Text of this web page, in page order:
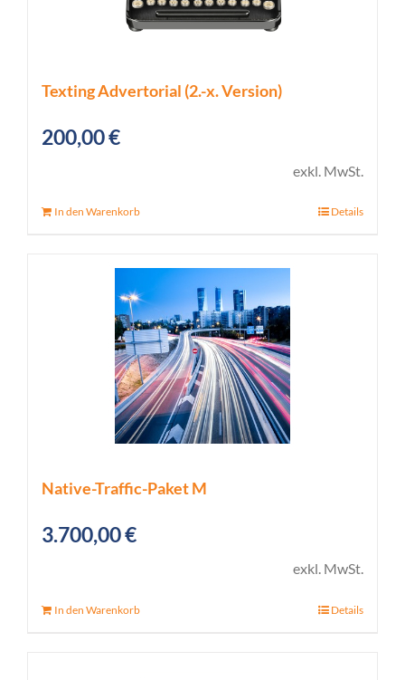
Texting Advertorial (2.-x. Version)
200,00€
exkl. MwSt.
In den Warenkorb Details
Native-Traffic-Paket M
3.700,00€
exkl. MwSt.
In den Warenkorb Details